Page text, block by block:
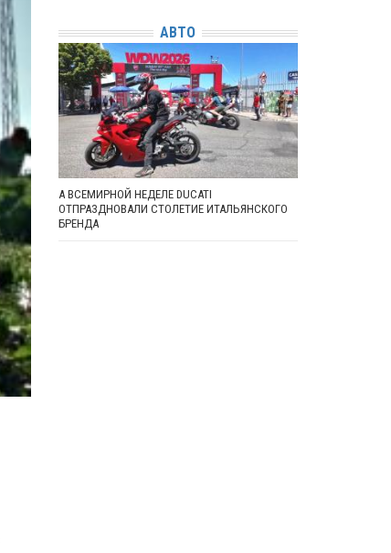
АВТО
А ВСЕМИРНОЙ НЕДЕЛЕ DUCATI
ОТПРАЗДНОВАЛИ СТОЛЕТИЕ ИТАЛЬЯНСКОГО
БРЕНДА